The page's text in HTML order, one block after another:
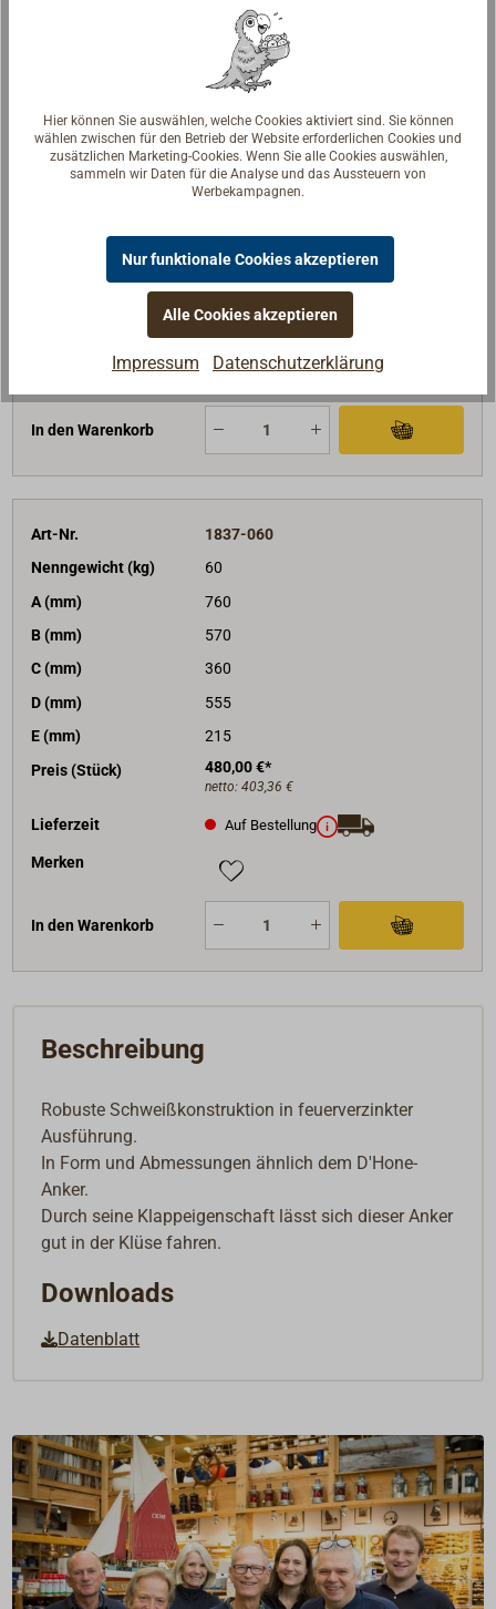
1837-050
B (mm)
565
C (mm)
360
190
336,00 €*
netto:282,35 €
In den Warenkorb
Art-Nr.
1837-060
Nenngewicht (kg)
60
A (mm)
760
B (mm)
570
C (mm)
360
D (mm)
555
E (mm)
215
Preis (Stück)
480,00 €*
netto: 403,36 €
Lieferzeit Auf Bestellung
Merken
In den Warenkorb
Beschreibung
Robuste Schweißkonstruktion in feuerverzinkter
Ausführung.
In Form und Abmessungen ähnlich dem D'Hone-
Anker.
Durch seine Klappeigenschaft lässt sich dieser Anker
gut in der Klüse fahren.
Downloads
Datenblatt
Hier können Sie auswählen, welche Cookies aktiviert sind. Sie können
wählen zwischen für den Betrieb der Website erforderlichen Cookies und
zusätzlichen Marketing-Cookies. Wenn Sie alle Cookies auswählen,
sammeln wir Daten für die Analyse und das Aussteuern von
Werbekampagnen.
Nur funktionale Cookies akzeptieren
Alle Cookies akzeptieren
Impressum Datenschutzerklärung